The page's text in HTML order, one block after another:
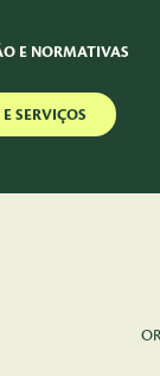
E NORMATIVAS
SERVIÇOS